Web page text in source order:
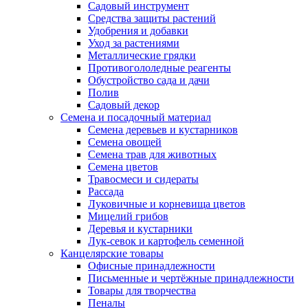
Садовый инструмент
Средства защиты растений
Удобрения и добавки
Уход за растениями
Металлические грядки
Противогололедные реагенты
Обустройство сада и дачи
Полив
Садовый декор
Семена и посадочный материал
Семена деревьев и кустарников
Семена овощей
Семена трав для животных
Семена цветов
Травосмеси и сидераты
Рассада
Луковичные и корневища цветов
Мицелий грибов
Деревья и кустарники
Лук-севок и картофель семенной
Канцелярские товары
Офисные принадлежности
Письменные и чертёжные принадлежности
Товары для творчества
Пеналы